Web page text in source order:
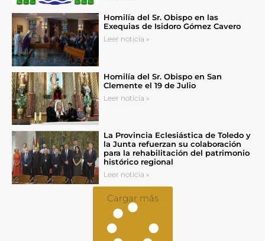
Homilía del Sr. Obispo en las
Exequias de Isidoro Gómez Cavero
Leer noticia »
Homilía del Sr. Obispo en San
Clemente el 19 de Julio
Leer noticia »
La Provincia Eclesiástica de Toledo y
la Junta refuerzan su colaboración
para la rehabilitación del patrimonio
histórico regional
Leer noticia »
Cargar más